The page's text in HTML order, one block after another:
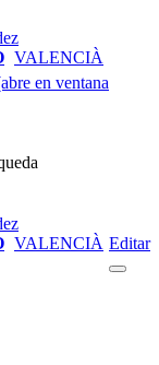
VALENCIÀ
en ventana
VALENCIÀ Editar